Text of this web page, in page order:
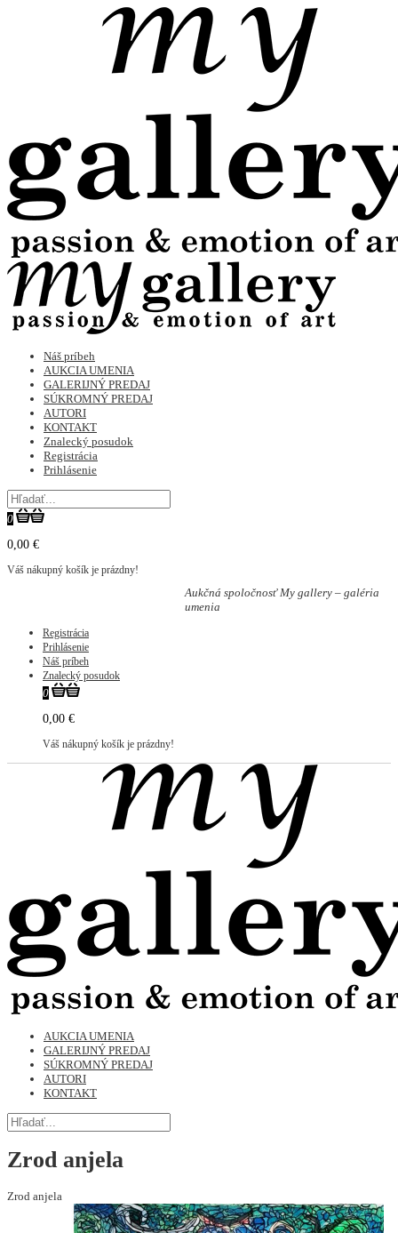
Náš príbeh
AUKCIA UMENIA
GALERIJNÝ PREDAJ
SÚKROMNÝ PREDAJ
AUTORI
KONTAKT
Znalecký posudok
Registrácia
Prihlásenie
0
0,00 €
Váš nákupný košík je prázdny!
Aukčná spoločnosť My gallery – galéria
umenia
Registrácia
Prihlásenie
Náš príbeh
Znalecký posudok
0
0,00 €
Váš nákupný košík je prázdny!
AUKCIA UMENIA
GALERIJNÝ PREDAJ
SÚKROMNÝ PREDAJ
AUTORI
KONTAKT
Zrod anjela
Zrod anjela